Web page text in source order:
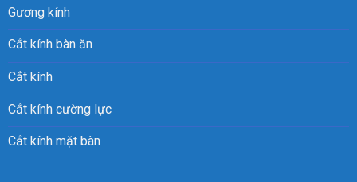
Gương kính
Cắt kính bàn ăn
Cắt kính
Cắt kính cường lực
Cắt kính mặt bàn